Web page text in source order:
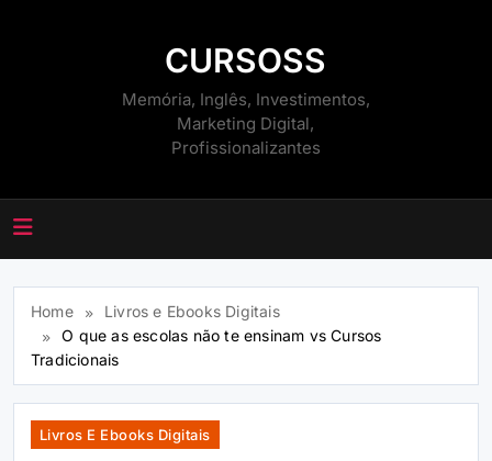
CURSOSS
Memória, Inglês, Investimentos,
Marketing Digital,
Profissionalizantes
Home
Livros e Ebooks Digitais
O que as escolas não te ensinam vs Cursos
Tradicionais
Livros E Ebooks Digitais